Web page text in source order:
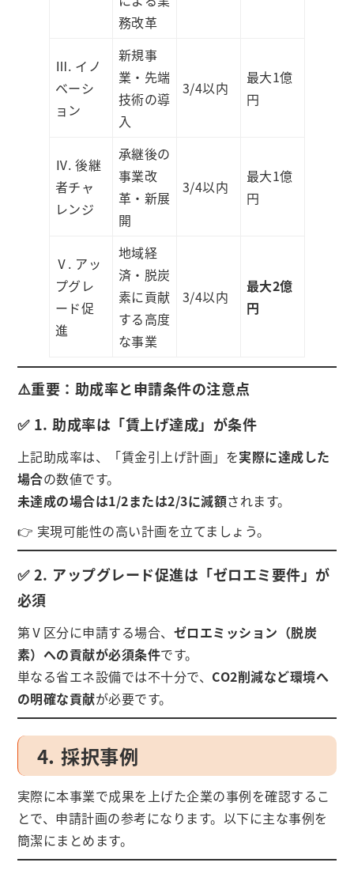
務改革
Ⅲ. イノ
ベーシ
ョン
新規事
業・先端
技術の導
入
3/4以内
最大1億
円
Ⅳ. 後継
者チャ
レンジ
承継後の
事業改
革・新展
開
3/4以内
最大1億
円
Ⅴ. アッ
プグレ
ード促
進
地域経
済・脱炭
素に貢献
する高度
な事業
3/4以内
最大2億
円
⚠️重要：助成率と申請条件の注意点
✅ 1. 助成率は「賃上げ達成」が条件
上記助成率は、「賃金引上げ計画」を実際に達成した
場合の数値です。
未達成の場合は1/2または2/3に減額されます。
👉 実現可能性の高い計画を立てましょう。
✅ 2. アップグレード促進は「ゼロエミ要件」が
必須
第Ⅴ区分に申請する場合、 ゼロエミッション（脱炭
素）への貢献が必須条件です。
単なる省エネ設備では不十分で、 CO2削減など環境へ
の明確な貢献が必要です。
4. 採択事例
実際に本事業で成果を上げた企業の事例を確認するこ
とで、申請計画の参考になります。以下に主な事例を
簡潔にまとめます。